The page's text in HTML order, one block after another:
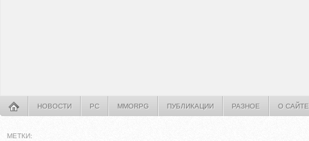
НОВОСТИ PC MMORPG ПУБЛИКАЦИИ РАЗНОЕ О САЙТЕ
МЕТКИ: